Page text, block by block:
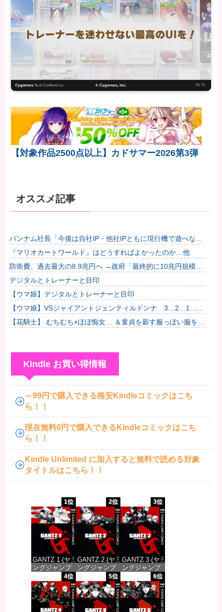
【対象作品2500点以上】カドサマー2026第3弾
オススメ記事
バンナム社長「今後は自社IP・他社IPともに現行機で遊べない
名作を積極的にリマスターしていく」他
『マリオカートワールド』はどうすればよかったのか…他
防衛費、過去最大の8.9兆円へ →政府「最終的に10兆円規模に
なる可能性」
デジタルとトレーナーと目印
【ウマ娘】デジタルとトレーナーと目印
【ウマ娘】VSジャイアントジェンティルドンナ 3…2…1…
GO!
【花騎士】 むちむち×ほぼ痴女… ＆童貞を穀す服っぽい服をき
Kindle お買い得情報
～99円で購入できる格安Kindleコミックはこち
ら！！
現在無料0円で購入できるKindleコミックはこち
ら！！
Kindle Unlimited に加入すると無料で読める対象
タイトルはこちら！！
1位
GANTZ 1 (ヤ
ングジャンプ
コミックス
DIGITAL)
価格：¥100
2位
GANTZ 2 (ヤ
ングジャンプ
コミックス
DIGITAL)
価格：¥100
3位
GANTZ 3 (ヤ
ングジャンプ
コミックス
DIGITAL)
価格：¥100
4位 5位 6位